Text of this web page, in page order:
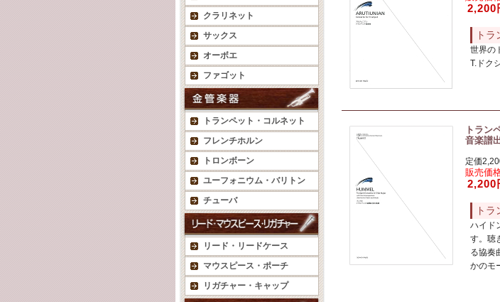
クラリネット
サックス
オーボエ
ファゴット
トランペット・コルネット
フレンチホルン
トロンボーン
ユーフォニウム・バリトン
チューバ
リード・リードケース
マウスピース・ポーチ
リガチャー・キャップ
2,200
ト
世界の
T.ドク
トラン
音楽譜
定価
販売価
2,200
ト
ハイド
す。聴
る協奏
かのモ